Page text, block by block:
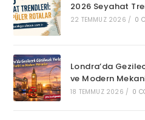
2026 Seyahat
22 TEMMUZ 2026 / 0
Londra’da
ve Modern
18 TEMMUZ 2026 / 0